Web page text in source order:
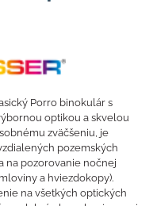
Porro binokulár s
optikou a skvelou
zväčšeniu, je
pozemských
na pozorovanie nočnej
a hviezdokopy).
na všetkých optických